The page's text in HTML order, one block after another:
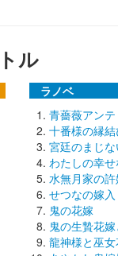
ル
ラノベ
青薔薇アン
十番様の縁
宮廷のまじな
わたしの幸
水無月家の許
せつなの嫁入
鬼の花嫁
鬼の生贄花
龍神様と巫